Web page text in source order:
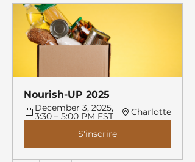
Nourish-UP 2025
December 3, 2025,
3:30 – 5:00 PM EST
Charlotte
S'inscrire